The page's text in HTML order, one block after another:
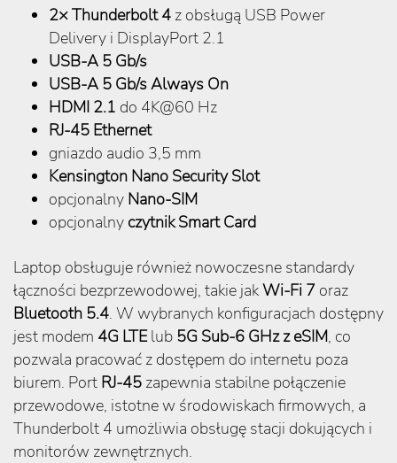
2× Thunderbolt 4 z obsługą USB Power
Delivery i DisplayPort 2.1
USB-A 5 Gb/s
USB-A 5 Gb/s Always On
HDMI 2.1 do 4K@60 Hz
RJ-45 Ethernet
gniazdo audio 3,5 mm
Kensington Nano Security Slot
opcjonalny Nano-SIM
opcjonalny czytnik Smart Card
Laptop obsługuje również nowoczesne standardy
łączności bezprzewodowej, takie jakWi-Fi 7 oraz
Bluetooth 5.4. W wybranych konfiguracjach dostępny
jest modem 4G LTElub 5G Sub-6 GHz z eSIM, co
pozwala pracować z dostępem do internetu poza
biurem. Port RJ-45 zapewnia stabilne połączenie
przewodowe, istotne w środowiskach firmowych, a
Thunderbolt 4 umożliwia obsługę stacji dokujących i
monitorów zewnętrznych.